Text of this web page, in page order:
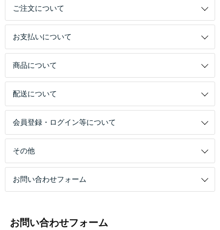
ご注文について
お支払いについて
商品について
配送について
会員登録・ログイン等について
その他
お問い合わせフォーム
お問い合わせフォーム